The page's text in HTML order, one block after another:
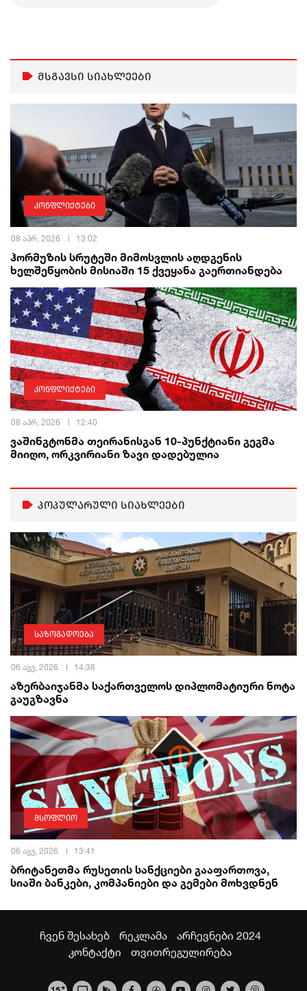
მსგავსი სიახლეები
კონფლიქტები
08 აპრ, 2026 13:02
ჰორმუზის სრუტეში მიმოსვლის აღდგენის
ხელშეწყობის მისიაში 15 ქვეყანა გაერთიანდება
კონფლიქტები
08 აპრ, 2026 12:40
ვაშინგტონმა თეირანისგან 10-პუნქტიანი გეგმა
მიიღო, ორკვირიანი ზავი დადებულია
პოპულარული სიახლეები
საზოგადოება
06 აგვ, 2026 14:38
აზერბაიჯანმა საქართველოს დიპლომატიური ნოტა
გაუგზავნა
მსოფლიო
06 აგვ, 2026 13:41
ბრიტანეთმა რუსეთის სანქციები გააფართოვა,
სიაში ბანკები, კომპანიები და გემები მოხვდნენ
ჩვენ შესახებ რეკლამა
არჩევნები 2024
კონტაქტი
თვითრეგულირება
+